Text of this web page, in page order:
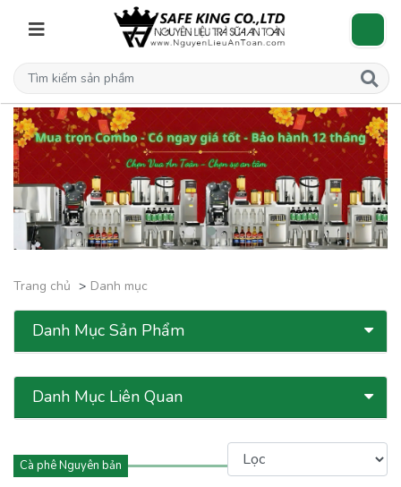
Trang chủ Danh mục
Danh Mục Sản Phẩm
Danh Mục Liên Quan
Cà phê Nguyên bản